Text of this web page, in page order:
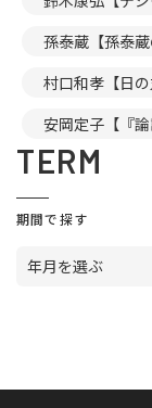
孫泰蔵【孫泰
村口和孝【日
安岡定子【『論
TERM
期間で探す
年月を選ぶ